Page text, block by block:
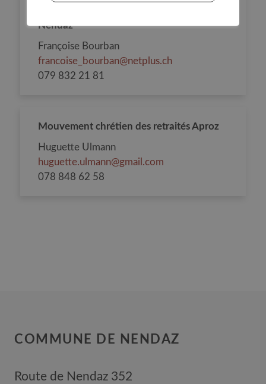
Nendaz
Françoise Bourban
francoise_bourban@netplus.ch
079 832 21 81
Mouvement chrétien des retraités Aproz
Huguette Ulmann
huguette.ulmann@gmail.com
078 848 62 58
COMMUNE DE NENDAZ
Route de Nendaz 352